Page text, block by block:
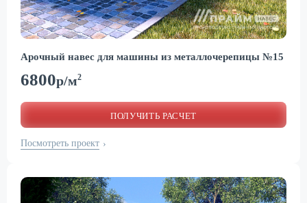
Арочный навес для машины из металлочерепицы №15
6800р/м2
ПОЛУЧИТЬ РАСЧЕТ
Посмотреть проект ›